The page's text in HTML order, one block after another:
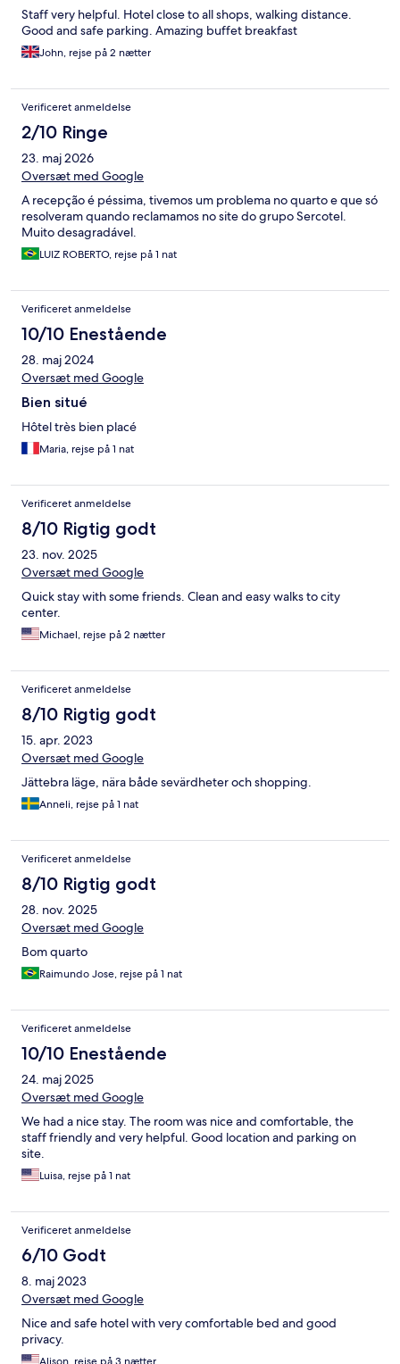
Staff very helpful. Hotel close to all shops, walking distance.
Good and safe parking. Amazing buffet breakfast
John, rejse på 2 nætter
Verificeret anmeldelse
2/10 Ringe
23. maj 2026
Oversæt med Google
A recepção é péssima, tivemos um problema no quarto e que só
resolveram quando reclamamos no site do grupo Sercotel.
Muito desagradável.
LUIZ ROBERTO, rejse på 1 nat
Verificeret anmeldelse
10/10 Enestående
28. maj 2024
Oversæt med Google
Bien situé
Hôtel très bien placé
Maria, rejse på 1 nat
Verificeret anmeldelse
8/10 Rigtig godt
23. nov. 2025
Oversæt med Google
Quick stay with some friends. Clean and easy walks to city
center.
Michael, rejse på 2 nætter
Verificeret anmeldelse
8/10 Rigtig godt
15. apr. 2023
Oversæt med Google
Jättebra läge, nära både sevärdheter och shopping.
Anneli, rejse på 1 nat
Verificeret anmeldelse
8/10 Rigtig godt
28. nov. 2025
Oversæt med Google
Bom quarto
Raimundo Jose, rejse på 1 nat
Verificeret anmeldelse
10/10 Enestående
24. maj 2025
Oversæt med Google
We had a nice stay. The room was nice and comfortable, the
staff friendly and very helpful. Good location and parking on
site.
Luisa, rejse på 1 nat
Verificeret anmeldelse
6/10 Godt
8. maj 2023
Oversæt med Google
Nice and safe hotel with very comfortable bed and good
privacy.